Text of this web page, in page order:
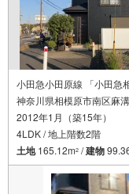
小田急小田原線 「小田急
神奈川県相模原市南区麻
2012年1月（築15年）
4LDK / 地上階数2階
土地165.12m2 /建物